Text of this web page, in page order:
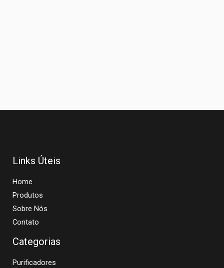
Links Úteis
Home
Produtos
Sobre Nós
Contato
Categorias
Purificadores